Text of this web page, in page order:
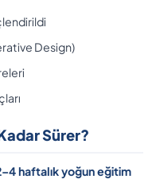
Design)
Sürer?
haftalık yoğun eğitim